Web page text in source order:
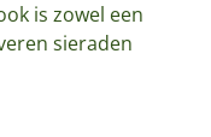
is zowel een
sieraden